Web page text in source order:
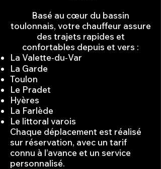
Basé au cœur du bassin
toulonnais, votre chauffeur assure
des trajets rapides et
confortables depuis et vers :
La Valette‑du‑Var
La Garde
Toulon
Le Pradet
Hyères
La Farlède
Le littoral varois
Chaque déplacement est réalisé
sur réservation, avec un tarif
connu à l’avance et un service
personnalisé.